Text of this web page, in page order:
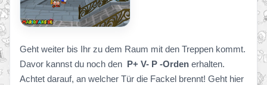
Geht weiter bis Ihr zu dem Raum mit den Treppen kommt.
Davor kannst du noch den P+ V- P -Orden erhalten.
Achtet darauf, an welcher Tür die Fackel brennt! Geht hier